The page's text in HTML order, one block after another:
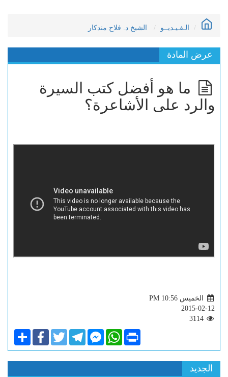
الـفـيـديــو الشيخ د. فلاح مندكار
عرض المادة
ما هو أفضل كتب السيرة
والرد على الأشاعرة؟
الخميس PM 10:56
2015-02-12
ShareFacebookTwitterTelegramFacebook
Messenger
WhatsApp Print
الجديد